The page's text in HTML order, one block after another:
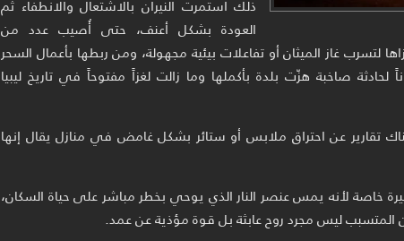
ذلك استمرت النيران بالاشتعال والانطفاء ثم
العودة بشكل أعنف، حتى أُصيب عدد من
لتسرب غاز الميثان أو تفاعلات بيئية مجهولة، ومن ربطها بأعمال السحر
لحادثة صاخبة هزّت بلدة بأكملها وما زالت لغزاً مفتوحاً في تاريخ ليبيا
تقارير عن احتراق ملابس أو ستائر بشكل غامض في منازل يقال إنها
خاصة لأنه يمس عنصر النار الذي يوحي بخطر مباشر على حياة السكان،
المتسبب ليس مجرد روح عابثة بل قوة مؤذية عن عمد.